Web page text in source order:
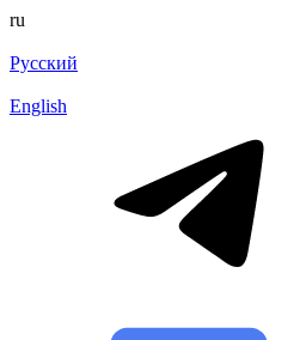
ru
Русский
English